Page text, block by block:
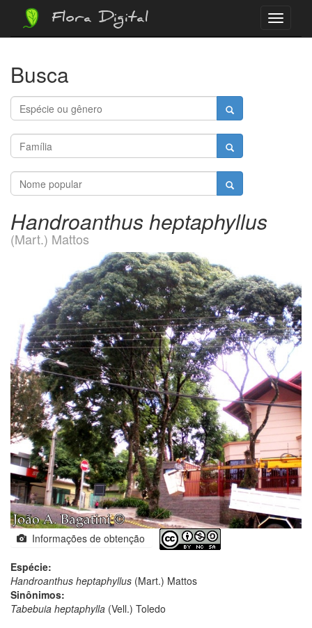
Menu
Flora Digital
Busca
Handroanthus heptaphyllus
(Mart.) Mattos
Informações de obtenção
Espécie:
Handroanthus heptaphyllus (Mart.) Mattos
Sinônimos:
Tabebuia heptaphylla (Vell.) Toledo